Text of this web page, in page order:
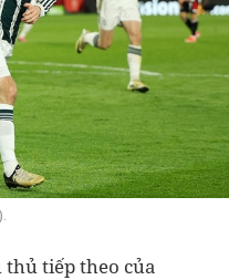
tiếp theo của